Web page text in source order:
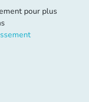
pour plus